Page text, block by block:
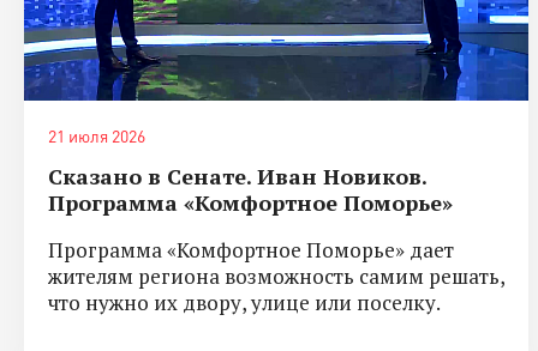
21 июля 2026
Сказано в Сенате. Иван Новиков.
Программа «Комфортное Поморье»
Программа «Комфортное Поморье» дает
жителям региона возможность самим решать,
что нужно их двору, улице или поселку.